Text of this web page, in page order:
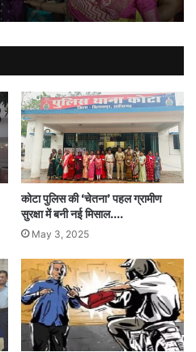
कोटा पुलिस की ‘चेतना’ पहल ग्रामीण
सुरक्षा में बनी नई मिसाल….
May 3, 2025